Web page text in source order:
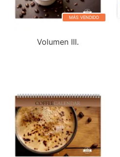
MÁS VENDIDO
Volumen III.